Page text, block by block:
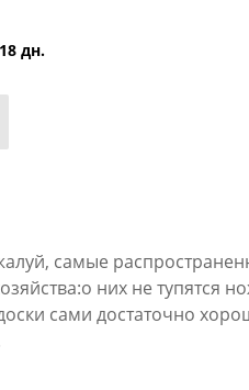
дн.
самые
них не тупятся
сами достаточно